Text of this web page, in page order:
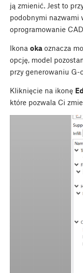
ją zmienić. Jest to
podobnymi nazwami
oprogramowanie
Ikona oka oznacza
opcję, model
przy generowaniu G-
Kliknięcie na ikonę
które pozwala Ci